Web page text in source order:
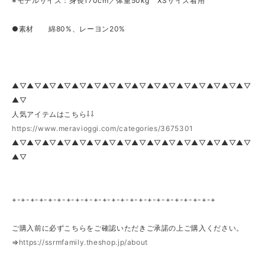
●素材 綿80%、レーヨン20%
▲▽▲▽▲▽▲▽▲▽▲▽▲▽▲▽▲▽▲▽▲▽▲▽▲▽▲▽▲▽▲▽
▲▽
人気アイテムはこちら⇩⇩
https://www.meravioggi.com/categories/3675301
▲▽▲▽▲▽▲▽▲▽▲▽▲▽▲▽▲▽▲▽▲▽▲▽▲▽▲▽▲▽▲▽
▲▽
+-+-+-+-+-+-+-+-+-+-+-+-+-+-+-+-+-+-+-+-+-+-+
ご購入前に必ずこちらをご確認いただきご承諾の上ご購入ください。
⇒ https://ssrmfamily.theshop.jp/about